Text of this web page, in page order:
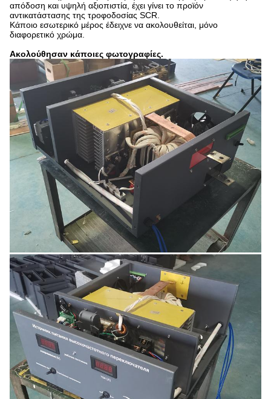
απόδοση και υψηλή αξιοπιστία, έχει γίνει το προϊόν
αντικατάστασης της τροφοδοσίας SCR.
Κάποιο εσωτερικό μέρος έδειχνε να ακολουθείται, μόνο
διαφορετικό χρώμα.
Ακολούθησαν κάποιες φωτογραφίες.